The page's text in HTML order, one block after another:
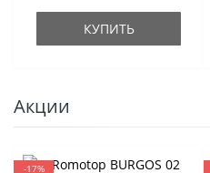
КУПИТЬ
Акции
-17%